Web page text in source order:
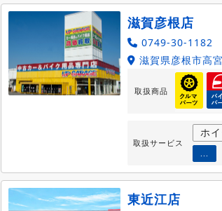
滋賀彦根店
0749-30-1182
滋賀県彦根市高
取扱商品
取扱サービス
ホ
...
東近江店